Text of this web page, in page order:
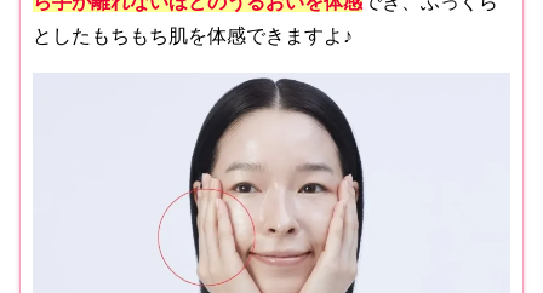
としたもちもち肌を体感できますよ♪